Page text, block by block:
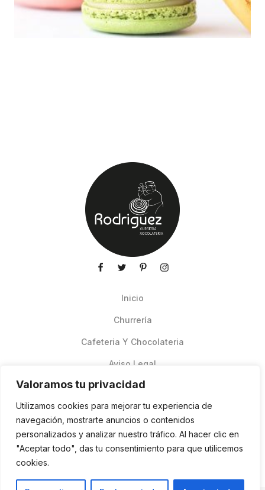
Valoramos tu privacidad
Utilizamos cookies para mejorar tu experiencia de
navegación, mostrarte anuncios o contenidos
personalizados y analizar nuestro tráfico. Al hacer clic en
"Aceptar todo", das tu consentimiento para que utilicemos
cookies.
Inicio
Churrería
Cafeteria Y Chocolateria
Aviso Legal
Pedidos Online Glovo
Contacto